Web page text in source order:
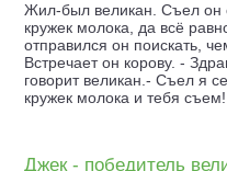
Жил-был великан. Съел он
кружек молока, да всё
отправился он поискать,
Встречает он корову. -
говорит великан.- Съел я
кружек молока и тебя съем!
Джек - победитель